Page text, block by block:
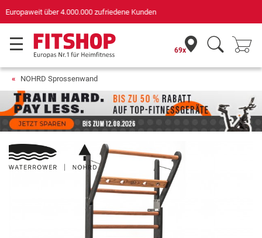
für Sportgeräte (n-tv+DISQ 2016-2024)
69x
NOHRD Sprossenwand